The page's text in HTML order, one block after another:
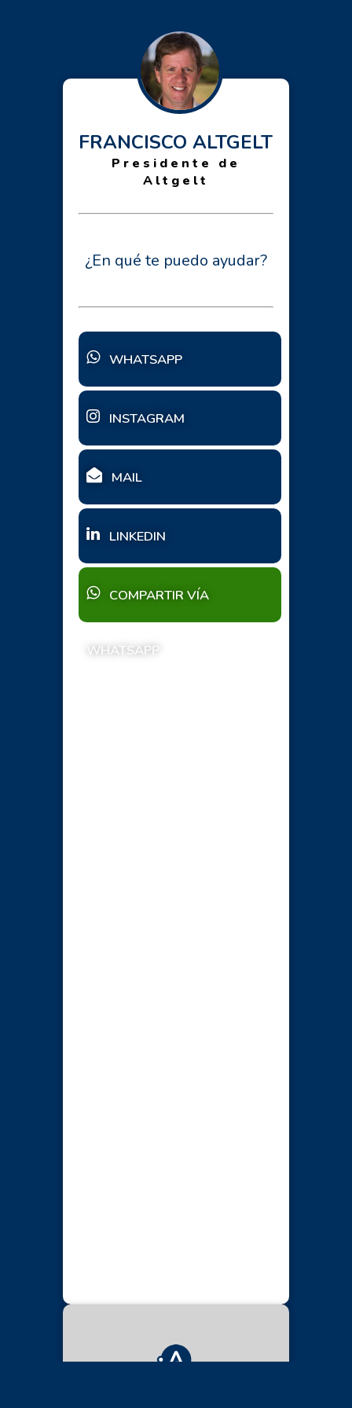
FRANCISCO ALTGELT
Presidente de
Altgelt
¿En qué te puedo ayudar?
WHATSAPP
INSTAGRAM
MAIL
LINKEDIN
COMPARTIR VÍA
WHATSAPP